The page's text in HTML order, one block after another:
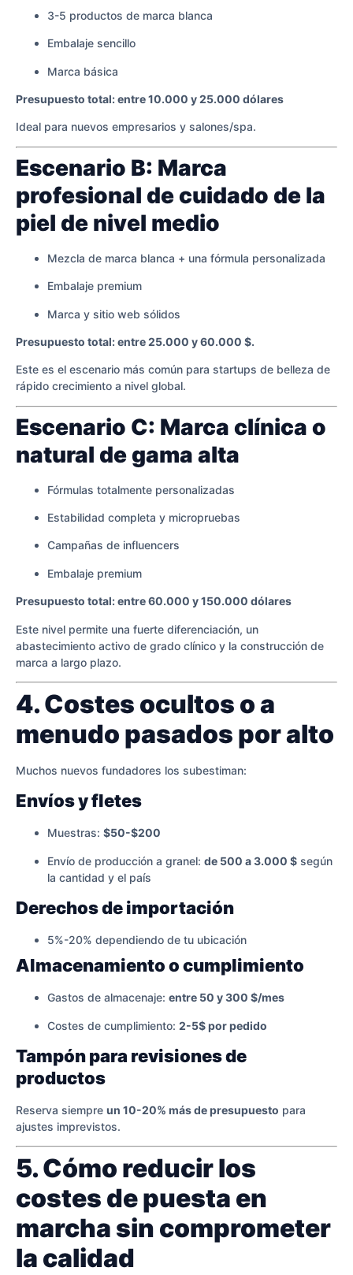
3-5 productos de marca blanca
Embalaje sencillo
Marca básica
Presupuesto total: entre 10.000 y 25.000 dólares
Ideal para nuevos empresarios y salones/spa.
Escenario B: Marca
profesional de cuidado de la
piel de nivel medio
Mezcla de marca blanca + una fórmula personalizada
Embalaje premium
Marca y sitio web sólidos
Presupuesto total: entre 25.000 y 60.000 $.
Este es el escenario más común para startups de belleza de
rápido crecimiento a nivel global.
Escenario C: Marca clínica o
natural de gama alta
Fórmulas totalmente personalizadas
Estabilidad completa y micropruebas
Campañas de influencers
Embalaje premium
Presupuesto total: entre 60.000 y 150.000 dólares
Este nivel permite una fuerte diferenciación, un
abastecimiento activo de grado clínico y la construcción de
marca a largo plazo.
4. Costes ocultos o a
menudo pasados por alto
Muchos nuevos fundadores los subestiman:
Envíos y fletes
Muestras: $50-$200
Envío de producción a granel: de 500 a 3.000 $ según
la cantidad y el país
Derechos de importación
5%-20% dependiendo de tu ubicación
Almacenamiento o cumplimiento
Gastos de almacenaje: entre 50 y 300 $/mes
Costes de cumplimiento: 2-5$ por pedido
Tampón para revisiones de
productos
Reserva siempre un 10-20% más de presupuesto para
ajustes imprevistos.
5. Cómo reducir los
costes de puesta en
marcha sin comprometer
la calidad